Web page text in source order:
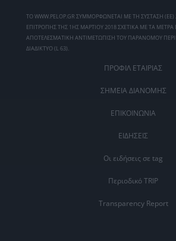
ΤΟ WWW.PELOP.GR ΣΥΜΜΟΡΦΩΝΕΤΑΙ ΜΕ ΤΗ ΣΥΣΤΑΣΗ (ΕΕ)
ΕΠΙΤΡΟΠΗΣ ΤΗΣ 1ΗΣ ΜΑΡΤΙΟΥ 2018 ΣΧΕΤΙΚΑ ΜΕ ΤΑ ΜΕΤΡΑ
ΑΠΟΤΕΛΕΣΜΑΤΙΚΗ ΑΝΤΙΜΕΤΩΠΙΣΗ ΤΟΥ ΠΑΡΑΝΟΜΟΥ
ΔΙΑΔΙΚΤΥΟ (L 63).
ΠΡΟΦΙΛ ΕΤΑΙΡΙΑΣ
ΣΗΜΕΙΑ ΔΙΑΝΟΜΗΣ
ΕΠΙΚΟΙΝΩΝΙΑ
ΕΙΔΗΣΕΙΣ
Οι ειδήσεις σε tag
Περιοδικό TRIP
Transparency Report